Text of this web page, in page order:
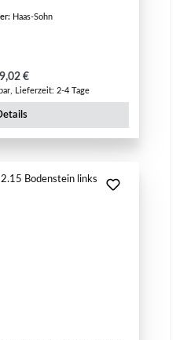
Haas-Sohn
Preis:
€
Lieferzeit: 2-4 Tage